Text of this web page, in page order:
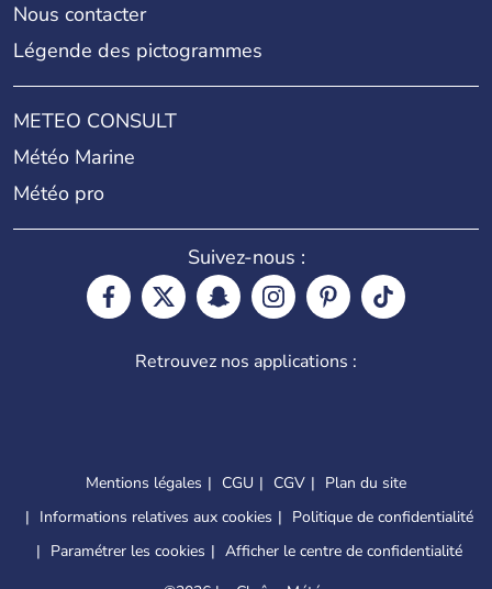
Nous contacter
Légende des pictogrammes
METEO CONSULT
Météo Marine
Météo pro
Suivez-nous :
Retrouvez nos applications :
Mentions légales CGU CGV
Plan du site
Informations relatives aux cookies
Politique de confidentialité
Paramétrer les cookies
Afficher le centre de confidentialité